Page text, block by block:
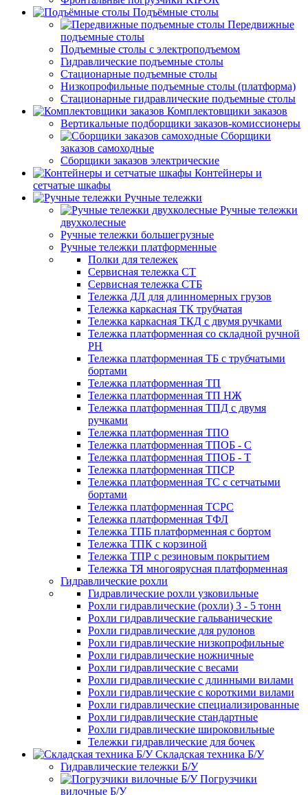
Подъёмные столы
Передвижные
подъемные столы
Подъемные столы с электроподъемом
Гидравлические подъемные столы
Стационарные подъемные столы
Низкопрофильные подъемные столы (платформа)
Стационарные гидравлические подъемные столы
Комплектовщики заказов
Вертикальные подборщики заказов-комиссионеры
Сборщики
заказов самоходные
Сборщики заказов электрические
Контейнеры и
сетчатые шкафы
Ручные тележки
Ручные тележки
двухколесные
Ручные тележки большегрузные
Ручные тележки платформенные
Полки для тележек
Сервисная тележка СТ
Сервисная тележка СТБ
Тележка ДЛ для длинномерных грузов
Тележка каркасная ТК трубчатая
Тележка каркасная ТКД с двумя ручками
Тележка платформенная со складной ручной
PH
Тележка платформенная ТБ с трубчатыми
бортами
Тележка платформенная ТП
Тележка платформенная ТП НЖ
Тележка платформенная ТПД с двумя
ручками
Тележка платформенная ТПО
Тележка платформенная ТПОБ - С
Тележка платформенная ТПОБ - Т
Тележка платформенная ТПСР
Тележка платформенная ТС с сетчатыми
бортами
Тележка платформенная ТСРС
Тележка платформенная ТФЛ
Тележка ТПБ платформенная с бортом
Тележка ТПК с корзиной
Тележка ТПР с резиновым покрытием
Тележка ТЯ многоярусная платформенная
Гидравлические рохли
Гидравлические рохли узковильные
Рохли гидравлические (рохли) 3 - 5 тонн
Рохли гидравлические гальванические
Рохли гидравлические для рулонов
Рохли гидравлические низкопрофильные
Рохли гидравлические ножничные
Рохли гидравлические с весами
Рохли гидравлические с длинными вилами
Рохли гидравлические с короткими вилами
Рохли гидравлические специализированные
Рохли гидравлические стандартные
Рохли гидравлические широковильные
Тележки гидравлические для бочек
Складская техника Б/У
Гидравлические тележки Б/У
Погрузчики
вилочные Б/У